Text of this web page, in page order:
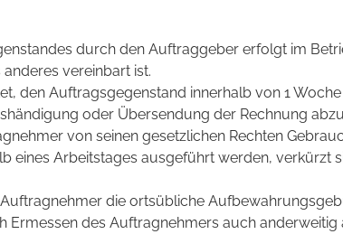
durch den Auftraggeber erfolgt im
vereinbart ist.
den Auftragsgegenstand innerhalb von 1
oder Übersendung der Rechnung
von seinen gesetzlichen Rechten
eines Arbeitstages ausgeführt werden, verkürzt
die ortsübliche
Ermessen des Auftragnehmers auch